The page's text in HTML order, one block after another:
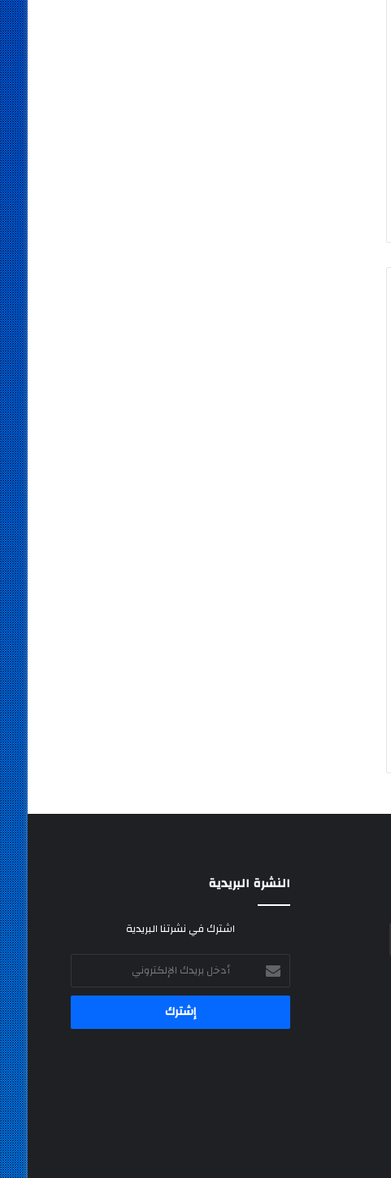
النشرة البريدية
اشترك في نشرتنا البريدية
أدخل
بريدك
الإلكتروني